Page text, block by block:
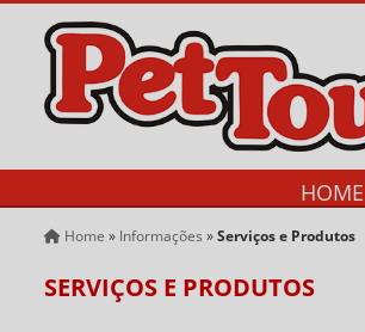
HOME
Home » Informações »Serviços e Produtos
SERVIÇOS E PRODUTOS